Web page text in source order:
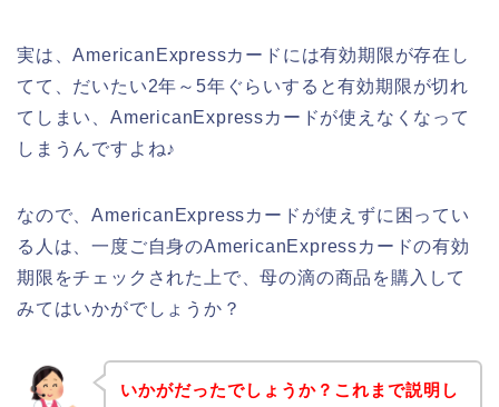
実は、AmericanExpressカードには有効期限が存在し
てて、だいたい2年～5年ぐらいすると有効期限が切れ
てしまい、AmericanExpressカードが使えなくなって
しまうんですよね♪
なので、AmericanExpressカードが使えずに困ってい
る人は、一度ご自身のAmericanExpressカードの有効
期限をチェックされた上で、母の滴の商品を購入して
みてはいかがでしょうか？
いかがだったでしょうか？これまで説明し